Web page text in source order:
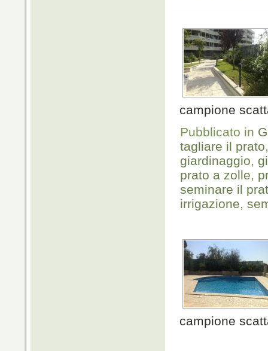
campione
Pubblicato in
tagliare il prato
giardinaggio,
prato a zolle,
seminare il
irrigazione,
campione